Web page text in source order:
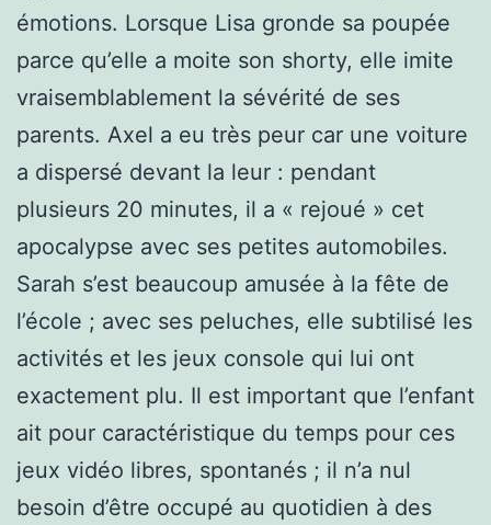
émotions. Lorsque Lisa gronde sa poupée
parce qu’elle a moite son shorty, elle imite
vraisemblablement la sévérité de ses
parents. Axel a eu très peur car une voiture
a dispersé devant la leur : pendant
plusieurs 20 minutes, il a « rejoué » cet
apocalypse avec ses petites automobiles.
Sarah s’est beaucoup amusée à la fête de
l’école ; avec ses peluches, elle subtilisé les
activités et les jeux console qui lui ont
exactement plu. Il est important que l’enfant
ait pour caractéristique du temps pour ces
jeux vidéo libres, spontanés ; il n’a nul
besoin d’être occupé au quotidien à des